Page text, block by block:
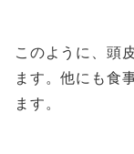
このように、頭
ます。他にも食
ます。